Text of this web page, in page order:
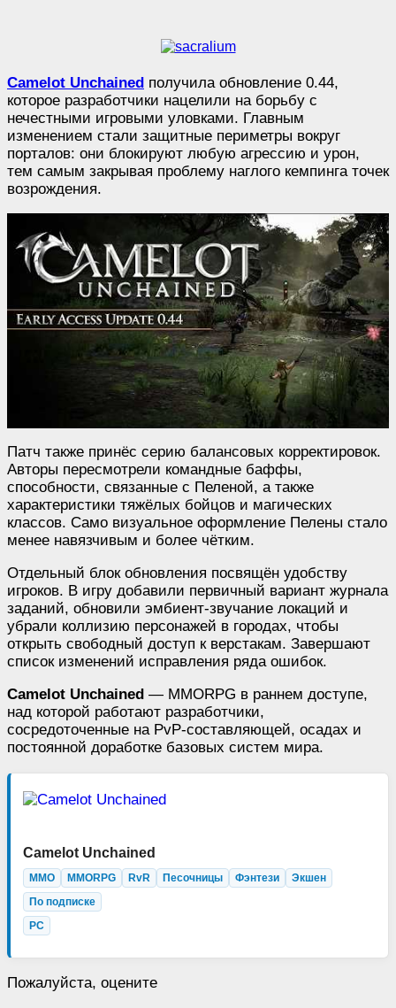
Camelot Unchained получила обновление 0.44,
которое разработчики нацелили на борьбу с
нечестными игровыми уловками. Главным
изменением стали защитные периметры вокруг
порталов: они блокируют любую агрессию и урон,
тем самым закрывая проблему наглого кемпинга точек
возрождения.
Патч также принёс серию балансовых корректировок.
Авторы пересмотрели командные баффы,
способности, связанные с Пеленой, а также
характеристики тяжёлых бойцов и магических
классов. Само визуальное оформление Пелены стало
менее навязчивым и более чётким.
Отдельный блок обновления посвящён удобству
игроков. В игру добавили первичный вариант журнала
заданий, обновили эмбиент-звучание локаций и
убрали коллизию персонажей в городах, чтобы
открыть свободный доступ к верстакам. Завершают
список изменений исправления ряда ошибок.
Camelot Unchained — MMORPG в раннем доступе,
над которой работают разработчики,
сосредоточенные на PvP-составляющей, осадах и
постоянной доработке базовых систем мира.
Camelot Unchained
MMO MMORPG RvR Песочницы Фэнтези
Экшен
По подписке
PC
Пожалуйста, оцените